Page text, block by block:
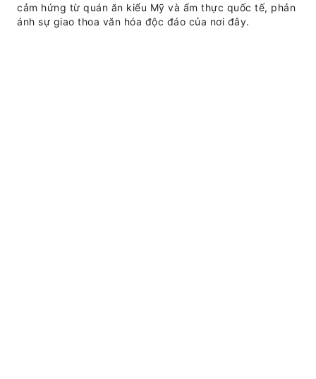
cảm hứng từ quán ăn kiểu Mỹ và ẩm thực quốc tế, phản
ánh sự giao thoa văn hóa độc đáo của nơi đây.